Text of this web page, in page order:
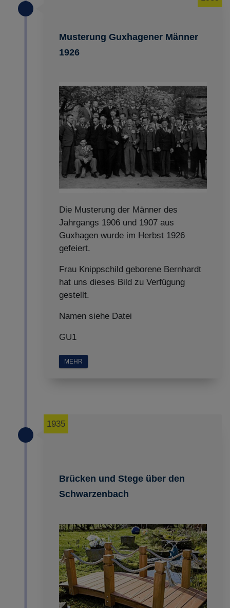
Musterung Guxhagener Männer
1926
Die Musterung der Männer des
Jahrgangs 1906 und 1907 aus
Guxhagen wurde im Herbst 1926
gefeiert.
Frau Knippschild geborene Bernhardt
hat uns dieses Bild zu Verfügung
gestellt.
Namen siehe Datei
GU1
MEHR
Brücken und Stege über den
Schwarzenbach
1935